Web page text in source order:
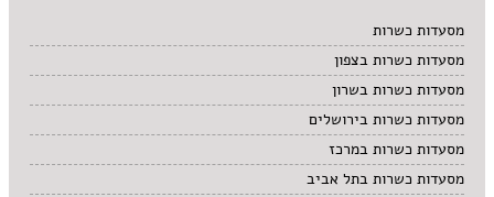
מסעדות כשרות
מסעדות כשרות בצפון
מסעדות כשרות בשרון
מסעדות כשרות בירושלים
מסעדות כשרות במרכז
מסעדות כשרות בתל אביב